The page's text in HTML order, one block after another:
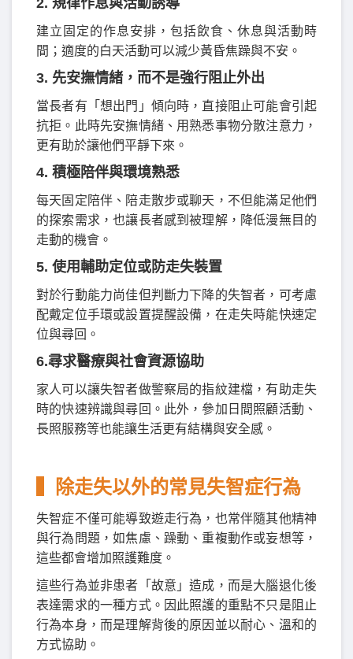
建立固定的作息安排，包括飲食、休息與活動時
間；適度的白天活動可以減少黃昏焦躁與不安。
3. 先安撫情緒，而不是強行阻止外出
當長者有「想出門」傾向時，直接阻止可能會引起
抗拒。此時先安撫情緒、用熟悉事物分散注意力，
更有助於讓他們平靜下來。
4. 積極陪伴與環境熟悉
每天固定陪伴、陪走散步或聊天，不但能滿足他們
的探索需求，也讓長者感到被理解，降低漫無目的
走動的機會。
5. 使用輔助定位或防走失裝置
對於行動能力尚佳但判斷力下降的失智者，可考慮
配戴定位手環或設置提醒設備，在走失時能快速定
位與尋回。
6.尋求醫療與社會資源協助
家人可以讓失智者做警察局的指紋建檔，有助走失
時的快速辨識與尋回。此外，參加日間照顧活動、
長照服務等也能讓生活更有結構與安全感。
▍除走失以外的常見失智症行為
失智症不僅可能導致遊走行為，也常伴隨其他精神
與行為問題，如焦慮、躁動、重複動作或妄想等，
這些都會增加照護難度。
這些行為並非患者「故意」造成，而是大腦退化後
表達需求的一種方式。因此照護的重點不只是阻止
行為本身，而是理解背後的原因並以耐心、溫和的
方式協助。